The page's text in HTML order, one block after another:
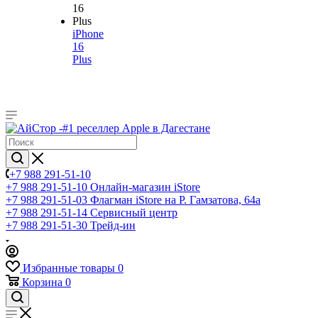
iPhone
16
Plus
+7 988 291-51-10
+7 988 291-51-10 Онлайн-магазин iStore
+7 988 291-51-03 Флагман iStore на Р. Гамзатова, 64а
+7 988 291-51-14 Сервисный центр
+7 988 291-51-30 Трейд-ин
Избранные товары 0
Корзина 0